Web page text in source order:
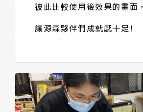
彼此比較使用後效果的畫面，
讓源森夥伴們成就感十足!